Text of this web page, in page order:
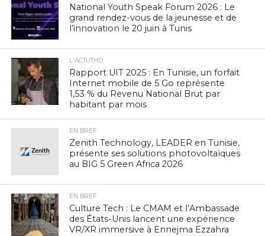
National Youth Speak Forum 2026 : Le
grand rendez-vous de la jeunesse et de
l’innovation le 20 juin à Tunis
L'ACTUTHD
Rapport UIT 2025 : En Tunisie, un forfait
Internet mobile de 5 Go représente
1,53 % du Revenu National Brut par
habitant par mois
EN BREF
Zenith Technology, LEADER en Tunisie,
présente ses solutions photovoltaïques
au BIG 5 Green Africa 2026
EN BREF
Culture Tech : Le CMAM et l’Ambassade
des États-Unis lancent une expérience
VR/XR immersive à Ennejma Ezzahra